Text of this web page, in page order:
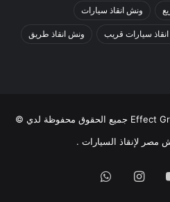
ونش انقاذ سيارات
سيارات قريب ونش انقاذ طريق
جميع الحقوق محفوظة لدي ©
مصر لإنقاذ السيارات .
يوتيوب انستقرام